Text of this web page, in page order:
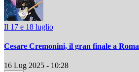
Il 17 e 18 luglio
Cesare Cremonini, il gran finale a Roma
16 Lug 2025 - 10:28